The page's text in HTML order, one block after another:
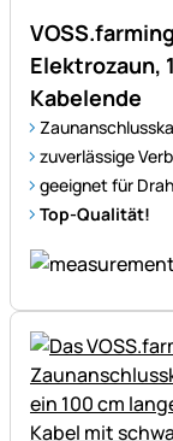
Elektrozaun,
Kabelende
zuverlässige
geeignet für
Top-Qualität!